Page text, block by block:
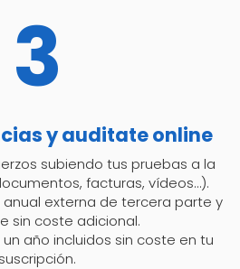
3
y auditate online
subiendo tus pruebas a la
facturas, vídeos…).
anual externa de tercera parte y
sin coste adicional.
año incluidos sin coste en tu
suscripción.